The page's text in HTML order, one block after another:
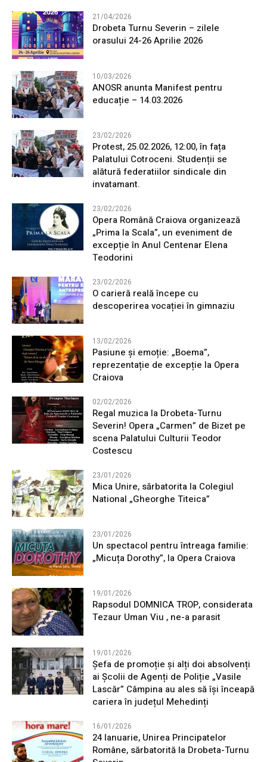
21/04/2026
Drobeta Turnu Severin – zilele
orasului 24-26 Aprilie 2026
10/03/2026
ANOSR anunta Manifest pentru
educație – 14.03.2026
23/02/2026
Protest, 25.02.2026, 12:00, în fața
Palatului Cotroceni. Studenții se
alătură federatiilor sindicale din
invatamant.
23/02/2026
Opera Română Craiova organizează
„Prima la Scala”, un eveniment de
excepție în Anul Centenar Elena
Teodorini
23/02/2026
O carieră reală începe cu
descoperirea vocației în gimnaziu
13/02/2026
Pasiune și emoție: „Boema”,
reprezentație de excepție la Opera
Craiova
02/02/2026
Regal muzica la Drobeta-Turnu
Severin! Opera „Carmen” de Bizet pe
scena Palatului Culturii Teodor
Costescu
23/01/2026
Mica Unire, sărbatorita la Colegiul
National „Gheorghe Titeica”
23/01/2026
Un spectacol pentru întreaga familie:
„Micuța Dorothy”, la Opera Craiova
19/01/2026
Rapsodul DOMNICA TROP, considerata
Tezaur Uman Viu , ne-a parasit
19/01/2026
Șefa de promoție și alți doi absolvenți
ai Școlii de Agenți de Poliție „Vasile
Lascăr” Câmpina au ales să își înceapă
cariera în județul Mehedinți
16/01/2026
24 Ianuarie, Unirea Principatelor
Române, sărbatorită la Drobeta-Turnu